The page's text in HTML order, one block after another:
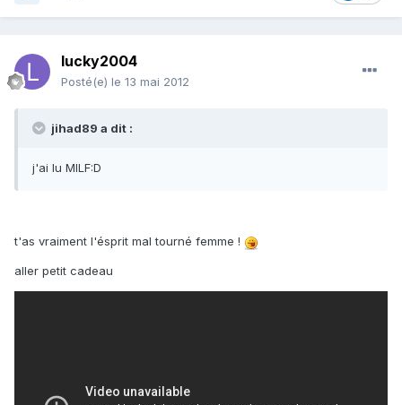
lucky2004
Posté(e) le 13 mai 2012
jihad89 a dit :
j'ai lu MILF:D
t'as vraiment l'ésprit mal tourné femme !
aller petit cadeau